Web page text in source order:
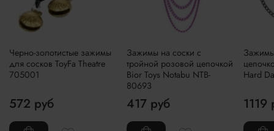
Черно-золотистые зажимы
для сосков ToyFa Theatre
705001
572 руб
Зажимы на соски с
тройной розовой цепочкой
Bior Toys Notabu NTB-
80693
417 руб
Hard
1119